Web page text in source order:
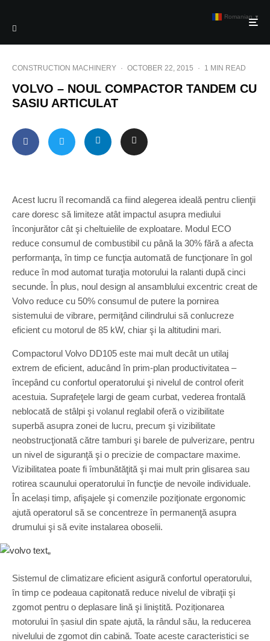
CONSTRUCTION MACHINERY · OCTOBER 22, 2015 · 1 MIN READ
VOLVO – NOUL COMPACTOR TANDEM CU
SASIU ARTICULAT
Acest lucru îl recomandă ca fiind alegerea ideală pentru clienţii
care doresc să limiteze atât impactul asupra mediului
înconjurător cât şi cheltuielile de exploatare. Modul ECO
reduce consumul de combustibil cu până la 30% fără a afecta
performanţa, în timp ce funcţia automată de funcţionare în gol
reduce în mod automat turaţia motorului la ralanti după cinci
secunde. În plus, noul design al ansamblului excentric creat de
Volvo reduce cu 50% consumul de putere la pornirea
sistemului de vibrare, permiţând cilindrului să conlucreze
eficient cu motorul de 85 kW, chiar şi la altitudini mari.
Compactorul Volvo DD105 este mai mult decât un utilaj
extrem de eficient, aducând în prim-plan productivitatea –
începând cu confortul operatorului şi nivelul de control oferit
acestuia. Suprafeţele largi de geam curbat, vederea frontală
neblocată de stâlpi şi volanul reglabil oferă o vizibilitate
superbă asupra zonei de lucru, precum şi vizibilitate
neobstrucţionată către tamburi şi barele de pulverizare, pentru
un nivel de siguranţă şi o precizie de compactare maxime.
Vizibilitatea poate fi îmbunătăţită şi mai mult prin glisarea sau
rotirea scaunului operatorului în funcţie de nevoile individuale.
În același timp, afişajele şi comenzile poziţionate ergonomic
ajută operatorul să se concentreze în permanenţă asupra
drumului şi să evite instalarea oboselii.
Sistemul de climatizare eficient asigură confortul operatorului,
în timp ce podeaua capitonată reduce nivelul de vibraţii şi
zgomot pentru o deplasare lină şi liniştită. Poziționarea
motorului în șasiul din spate ajută, la rândul său, la reducerea
nivelului de zgomot din cabină. Toate aceste caracteristici se
Romanian ▼